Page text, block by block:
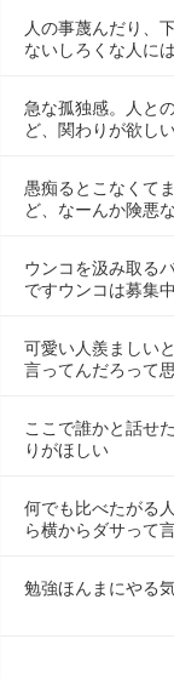
人の事蔑んだり、
ないしろくな人に
急な孤独感。人と
ど、関わりが欲し
愚痴るとこなくて
ど、なーんか険悪
ウンコを汲み取る
ですウンコは募集
可愛い人羨ましい
言ってんだろって
ここで誰かと話せ
りがほしい
何でも比べたがる
ら横からダサって
勉強ほんまにやる